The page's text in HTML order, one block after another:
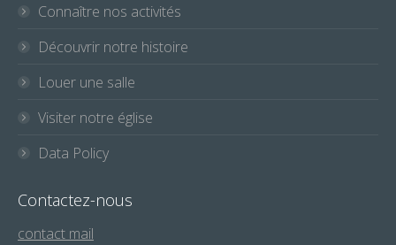
Connaître nos activités
Découvrir notre histoire
Louer une salle
Visiter notre église
Data Policy
Contactez-nous
contact mail